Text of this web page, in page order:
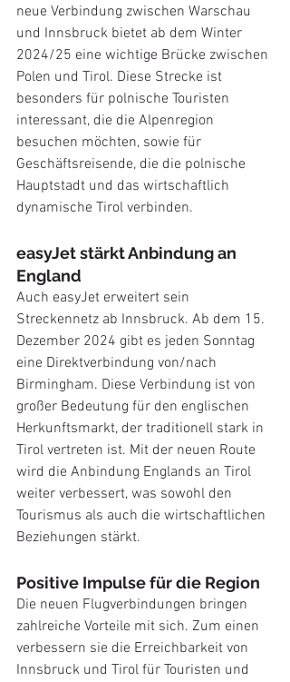
neue Verbindung zwischen Warschau
und Innsbruck bietet ab dem Winter
2024/25 eine wichtige Brücke zwischen
Polen und Tirol. Diese Strecke ist
besonders für polnische Touristen
interessant, die die Alpenregion
besuchen möchten, sowie für
Geschäftsreisende, die die polnische
Hauptstadt und das wirtschaftlich
dynamische Tirol verbinden.
easyJet stärkt Anbindung an
England
Auch easyJet erweitert sein
Streckennetz ab Innsbruck. Ab dem 15.
Dezember 2024 gibt es jeden Sonntag
eine Direktverbindung von/nach
Birmingham. Diese Verbindung ist von
großer Bedeutung für den englischen
Herkunftsmarkt, der traditionell stark in
Tirol vertreten ist. Mit der neuen Route
wird die Anbindung Englands an Tirol
weiter verbessert, was sowohl den
Tourismus als auch die wirtschaftlichen
Beziehungen stärkt.
Positive Impulse für die Region
Die neuen Flugverbindungen bringen
zahlreiche Vorteile mit sich. Zum einen
verbessern sie die Erreichbarkeit von
Innsbruck und Tirol für Touristen und